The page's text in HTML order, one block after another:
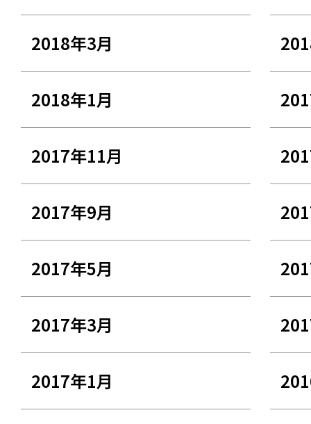
2018年3月
2018年1月
2017年11月
2017年9月
2017年5月
2017年3月
2017年1月